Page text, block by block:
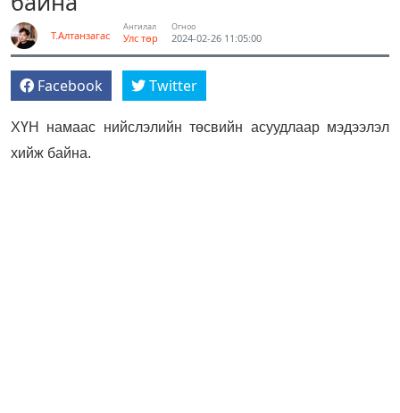
Т.Алтанзагас
Ангилал
Улс төр
Огноо
2024-02-26 11:05:00
Facebook Twitter
ХҮН намаас нийслэлийн төсвийн асуудлаар мэдээлэл
хийж байна.